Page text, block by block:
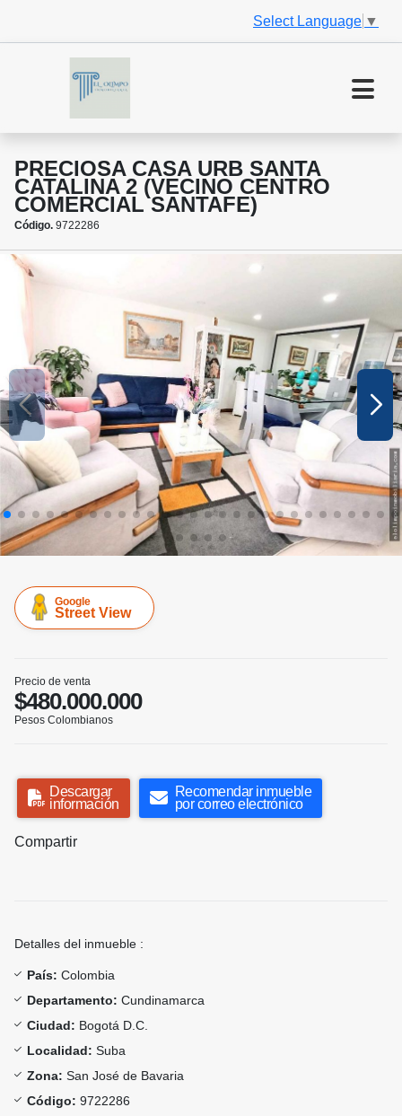
Select Language ▼
PRECIOSA CASA URB SANTA
CATALINA 2 (VECINO CENTRO
COMERCIAL SANTAFE)
Código. 9722286
Google
Street View
Precio de venta
$480.000.000
Pesos Colombianos
Descargar
información
Recomendar inmueble
por correo electrónico
Compartir
Detalles del inmueble :
País: Colombia
Departamento: Cundinamarca
Ciudad: Bogotá D.C.
Localidad: Suba
Zona: San José de Bavaria
Código: 9722286